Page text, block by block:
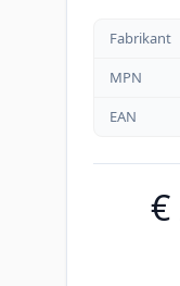
Fabrikant
MPN
EAN
€